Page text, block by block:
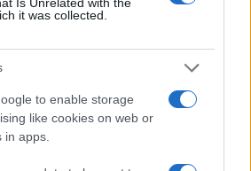
it was collected.
to enable storage
like cookies on web or
apps.